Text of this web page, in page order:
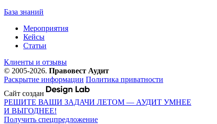
База знаний
Мероприятия
Кейсы
Статьи
Клиенты и отзывы
© 2005-2026. Правовест Аудит
Раскрытие информации Политика приватности
Сайт создан
РЕШИТЕ ВАШИ ЗАДАЧИ ЛЕТОМ — АУДИТ УМНЕЕ
И ВЫГОДНЕЕ!
Получить спецпредложение